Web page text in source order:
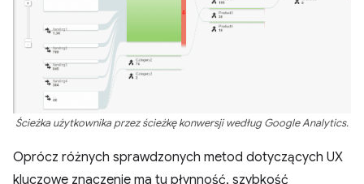
Ścieżka użytkownika przez ścieżkę konwersji według Google Analytics.
Oprócz różnych sprawdzonych metod dotyczących UX
kluczowe znaczenie ma tu płynność, szybkość